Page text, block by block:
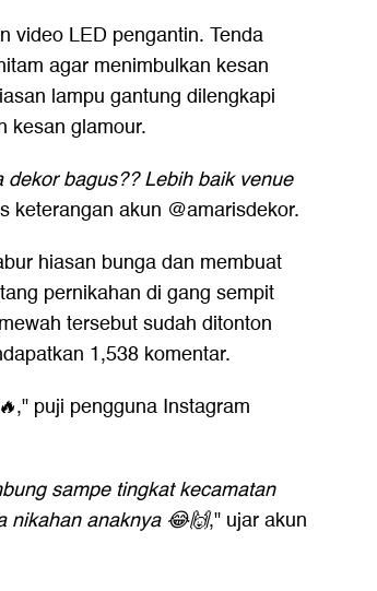
video LED pengantin. Tenda
agar menimbulkan kesan
lampu gantung dilengkapi
kesan glamour.
dekor bagus??Lebih baik venue
keterangan akun @amarisdekor.
hiasan bunga dan membuat
pernikahan di gang sempit
tersebut sudah ditonton
1,538 komentar.
," puji pengguna Instagram
sampe tingkat kecamatan
nikahan anaknya 😂🙌," ujar akun